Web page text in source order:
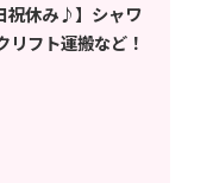
祝休み♪】シャワ
フト運搬など！